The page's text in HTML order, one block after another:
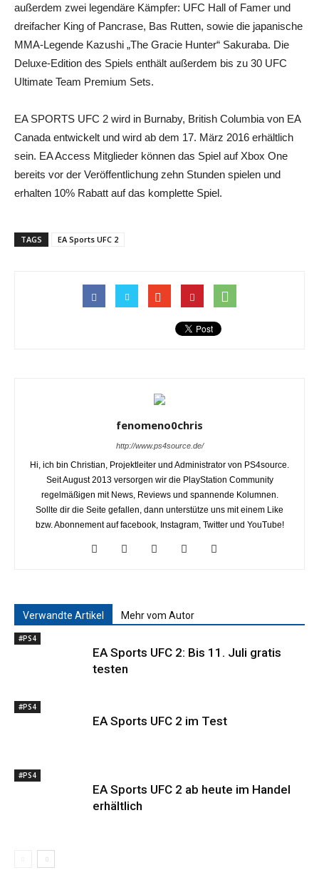
außerdem zwei legendäre Kämpfer: UFC Hall of Famer und
dreifacher King of Pancrase, Bas Rutten, sowie die japanische
MMA-Legende Kazushi „The Gracie Hunter“ Sakuraba. Die
Deluxe-Edition des Spiels enthält außerdem bis zu 30 UFC
Ultimate Team Premium Sets.
EA SPORTS UFC 2 wird in Burnaby, British Columbia von EA
Canada entwickelt und wird ab dem 17. März 2016 erhältlich
sein. EA Access Mitglieder können das Spiel auf Xbox One
bereits vor der Veröffentlichung zehn Stunden spielen und
erhalten 10% Rabatt auf das komplette Spiel.
TAGS EA Sports UFC 2
fenomeno0chris
http://www.ps4source.de/
Hi, ich bin Christian, Projektleiter und Administrator von PS4source.
Seit August 2013 versorgen wir die PlayStation Community
regelmäßigen mit News, Reviews und spannende Kolumnen.
Sollte dir die Seite gefallen, dann unterstütze uns mit einem Like
bzw. Abonnement auf facebook, Instagram, Twitter und YouTube!
Verwandte Artikel Mehr vom Autor
#PS4
EA Sports UFC 2: Bis 11. Juli gratis
testen
#PS4
EA Sports UFC 2 im Test
#PS4
EA Sports UFC 2 ab heute im Handel
erhältlich